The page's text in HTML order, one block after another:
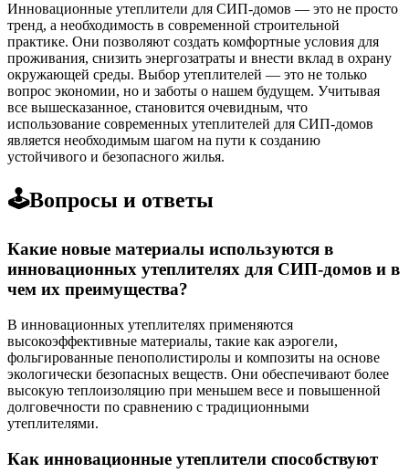
Инновационные утеплители для СИП-домов — это не просто
тренд, а необходимость в современной строительной
практике. Они позволяют создать комфортные условия для
проживания, снизить энергозатраты и внести вклад в охрану
окружающей среды. Выбор утеплителей — это не только
вопрос экономии, но и заботы о нашем будущем. Учитывая
все вышесказанное, становится очевидным, что
использование современных утеплителей для СИП-домов
является необходимым шагом на пути к созданию
устойчивого и безопасного жилья.
🕹️Вопросы и ответы
Какие новые материалы используются в
инновационных утеплителях для СИП-домов и в
чем их преимущества?
В инновационных утеплителях применяются
высокоэффективные материалы, такие как аэрогели,
фольгированные пенополистиролы и композиты на основе
экологически безопасных веществ. Они обеспечивают более
высокую теплоизоляцию при меньшем весе и повышенной
долговечности по сравнению с традиционными
утеплителями.
Как инновационные утеплители способствуют